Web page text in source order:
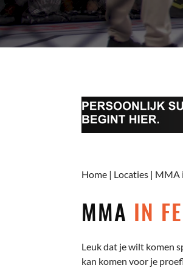
Home | Locaties | MMA
MMA IN
Leuk dat je wilt komen
kan komen voor je